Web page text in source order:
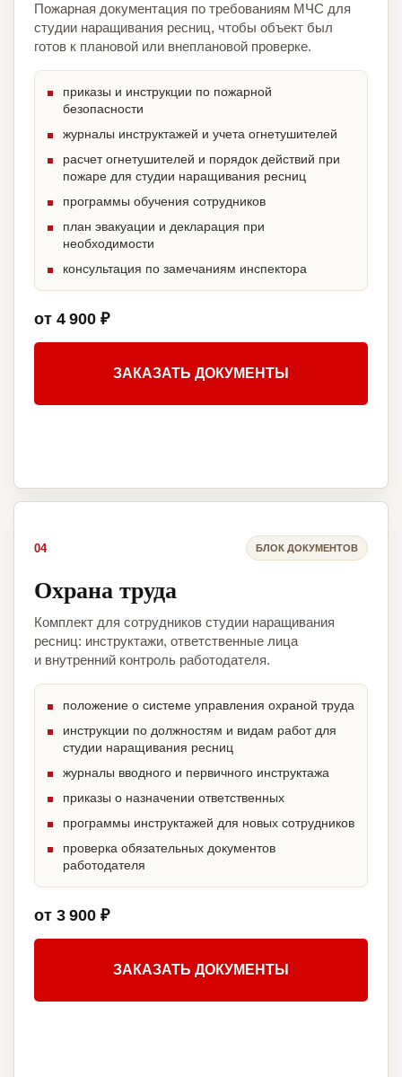
Пожарная документация по требованиям МЧС для
студии наращивания ресниц, чтобы объект был
готов к плановой или внеплановой проверке.
приказы и инструкции по пожарной
безопасности
журналы инструктажей и учета огнетушителей
расчет огнетушителей и порядок действий при
пожаре для студии наращивания ресниц
программы обучения сотрудников
план эвакуации и декларация при
необходимости
консультация по замечаниям инспектора
от 4 900 ₽
ЗАКАЗАТЬ ДОКУМЕНТЫ
04 БЛОК ДОКУМЕНТОВ
Охрана труда
Комплект для сотрудников студии наращивания
ресниц: инструктажи, ответственные лица
и внутренний контроль работодателя.
положение о системе управления охраной труда
инструкции по должностям и видам работ для
студии наращивания ресниц
журналы вводного и первичного инструктажа
приказы о назначении ответственных
программы инструктажей для новых сотрудников
проверка обязательных документов
работодателя
от 3 900 ₽
ЗАКАЗАТЬ ДОКУМЕНТЫ